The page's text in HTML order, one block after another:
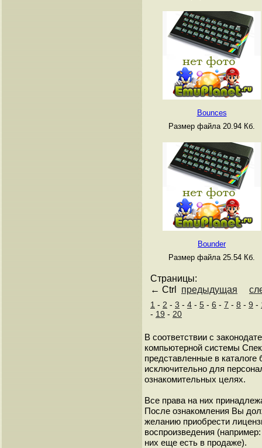
Bounces
Размер файла 20.94 Кб.
Bounder
Размер файла 25.54 Кб.
Страницы:
← Ctrl предыдущая
1 - 2 - 3 - 4 - 5 - 6 - 7 - 8 - 9 -
- 19 - 20
В соответствии с
компьютерной системы
представленные в
исключительно для
ознакомительных целях.
Все права на них
После ознакомления Вы
желанию приобрести
воспроизведения
них еще есть в продаже).